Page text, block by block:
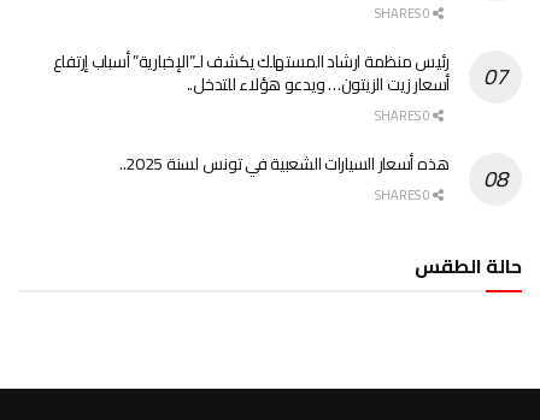
رئيس منظمة ارشاد المستهلك يكشف لـ”الإخبارية” أسباب إرتفاع
أسعار زيت الزيتون… ويدعو هؤلاء للتدخل..
هذه أسعار السيارات الشعبية في تونس لسنة 2025..
حالة الطقس